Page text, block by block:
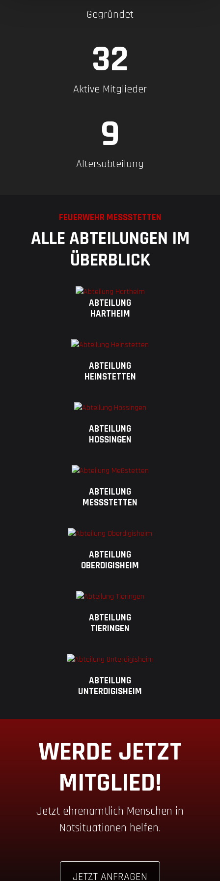
Gegründet
38
Aktive Mitglieder
11
Altersabteilung
FEUERWEHR MESSSTETTEN
ALLE ABTEILUNGEN IM
ÜBERBLICK
ABTEILUNG
HARTHEIM
ABTEILUNG
HEINSTETTEN
ABTEILUNG
HOSSINGEN
ABTEILUNG
MESSSTETTEN
ABTEILUNG
OBERDIGISHEIM
ABTEILUNG
TIERINGEN
ABTEILUNG
UNTERDIGISHEIM
WERDE JETZT
MITGLIED!
Jetzt ehrenamtlich Menschen in
Notsituationen helfen.
JETZT ANFRAGEN